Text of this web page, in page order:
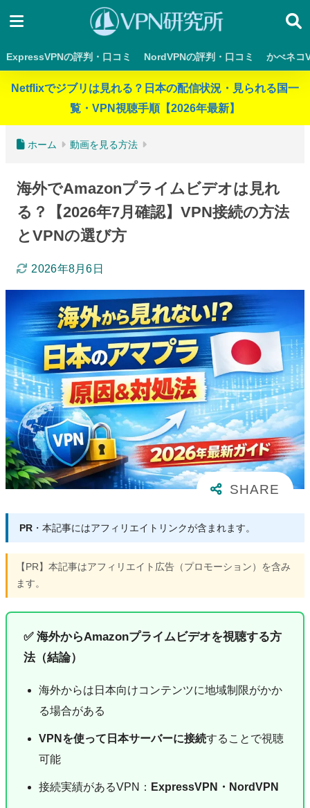
ExpressVPNの評判・口コミ NordVPNの評判・口コミ かべネコ
Netflixでジブリは見れる？日本の配信状況・見られる国一
覧・VPN視聴手順【2026年最新】
ホーム 動画を見る方法
海外でAmazonプライムビデオは見れ
る？【2026年7月確認】VPN接続の方法
とVPNの選び方
2026年8月6日
PR ・本記事にはアフィリエイトリンクが含まれます。
【PR】本記事はアフィリエイト広告（プロモーション）を含み
ます。
✅ 海外からAmazonプライムビデオを視聴する方
法（結論）
海外からは日本向けコンテンツに地域制限がかか
る場合がある
VPNを使って日本サーバーに接続することで視聴
可能
接続実績があるVPN： ExpressVPN・NordVPN